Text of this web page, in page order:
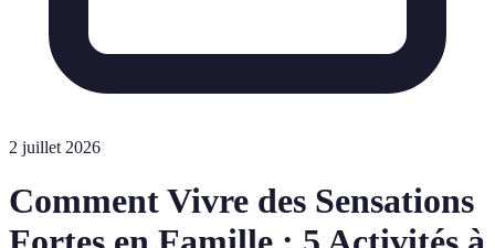
2 juillet 2026
Comment Vivre des Sensations